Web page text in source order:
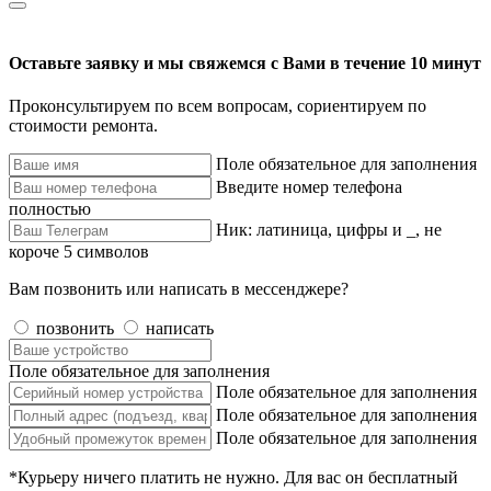
Оставьте заявку и мы свяжемся с Вами в течение 10 минут
Проконсультируем по всем вопросам, сориентируем по
стоимости ремонта.
Поле обязательное для заполнения
Введите номер телефона
полностью
Ник: латиница, цифры и _, не
короче 5 символов
Вам позвонить или написать в мессенджере?
позвонить написать
Поле обязательное для заполнения
Поле обязательное для заполнения
Поле обязательное для заполнения
Поле обязательное для заполнения
*Курьеру ничего платить не нужно. Для вас он бесплатный